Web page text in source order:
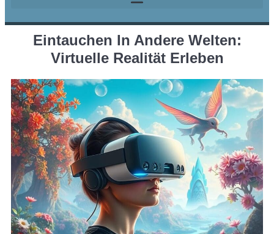
Eintauchen In Andere Welten:
Virtuelle Realität Erleben